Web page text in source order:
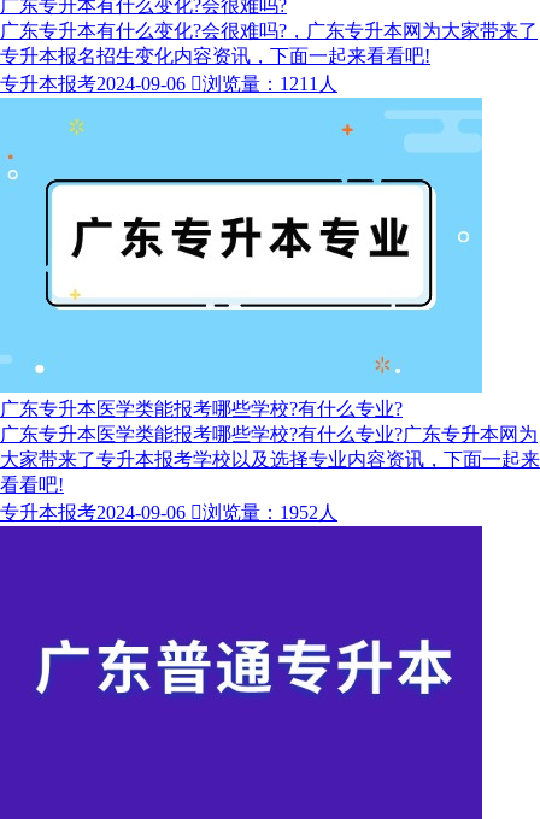
广东专升本有什么变化?会很难吗?
广东专升本有什么变化?会很难吗?，广东专升本网为大家带来了
专升本报名招生变化内容资讯，下面一起来看看吧!
专升本报考2024-09-06 浏览量：1211人
广东专升本医学类能报考哪些学校?有什么专业?
广东专升本医学类能报考哪些学校?有什么专业?广东专升本网为
大家带来了专升本报考学校以及选择专业内容资讯，下面一起来
看看吧!
专升本报考2024-09-06 浏览量：1952人